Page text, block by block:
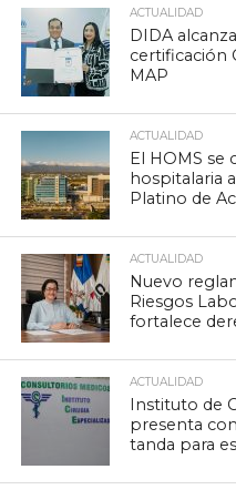
ACTUALIDAD
DIDA
certificación
MAP
ACTUALIDAD
El HOMS se
hospitalaria
Platino de
ACTUALIDAD
Nuevo
Riesgos
fortalece
ACTUALIDAD
Instituto de
presenta
tanda para